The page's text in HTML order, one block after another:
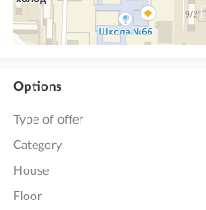
Options
Type of offer
Category
House
Floor